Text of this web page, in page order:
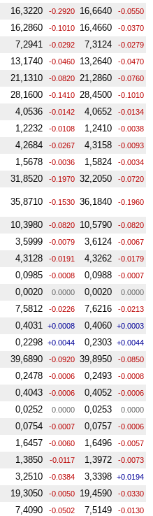
16,3220 -0.2920 16,6640 -0.0550
16,2860 -0.1010 16,4660 -0.0370
7,2941 -0.0292 7,3124 -0.0279
13,1740 -0.0460 13,2640 -0.0470
21,1310 -0.0820 21,2860 -0.0760
28,1600 -0.1410 28,4500 -0.1010
4,0536 -0.0142 4,0652 -0.0134
1,2232 -0.0108 1,2410 -0.0038
4,2684 -0.0267 4,3158 -0.0093
1,5678 -0.0036 1,5824 -0.0034
31,8520 -0.1970 32,2050 -0.0720
35,8710 -0.1530 36,1840 -0.1960
10,3980 -0.0820 10,5790 -0.0820
3,5999 -0.0079 3,6124 -0.0067
4,3128 -0.0191 4,3262 -0.0179
0,0985 -0.0008 0,0988 -0.0007
0,0020 0.0000 0,0020 0.0000
7,5812 -0.0226 7,6216 -0.0213
0,4031 +0.0008 0,4060 +0.0003
0,2298 +0.0044 0,2303 +0.0044
39,6890 -0.0920 39,8950 -0.0850
0,2478 -0.0006 0,2493 -0.0008
0,4043 -0.0006 0,4052 -0.0006
0,0252 0.0000 0,0253 0.0000
0,0754 -0.0007 0,0757 -0.0006
1,6457 -0.0060 1,6496 -0.0057
1,3850 -0.0117 1,3972 -0.0073
3,2510 -0.0384 3,3398 +0.0194
19,3050 -0.0050 19,4590 -0.0330
7,4090 -0.0502 7,5149 -0.0130